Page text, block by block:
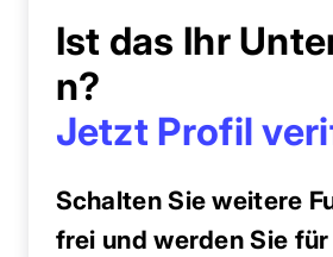
Ist das Ihr
n?
Jetzt Profil
Schalten Sie weitere
frei und werden Sie